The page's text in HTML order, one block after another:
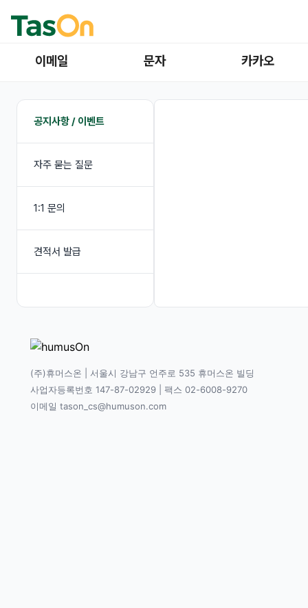
이메일 문자 카카오
공지사항 / 이벤트
자주 묻는 질문
1:1 문의
견적서 발급
(주)휴머스온 | 서울시 강남구 언주로 535 휴머스온 빌딩
사업자등록번호 147-87-02929 | 팩스 02-6008-9270
이메일 tason_cs@humuson.com